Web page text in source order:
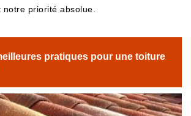
priorité absolue.
pratiques pour une toiture